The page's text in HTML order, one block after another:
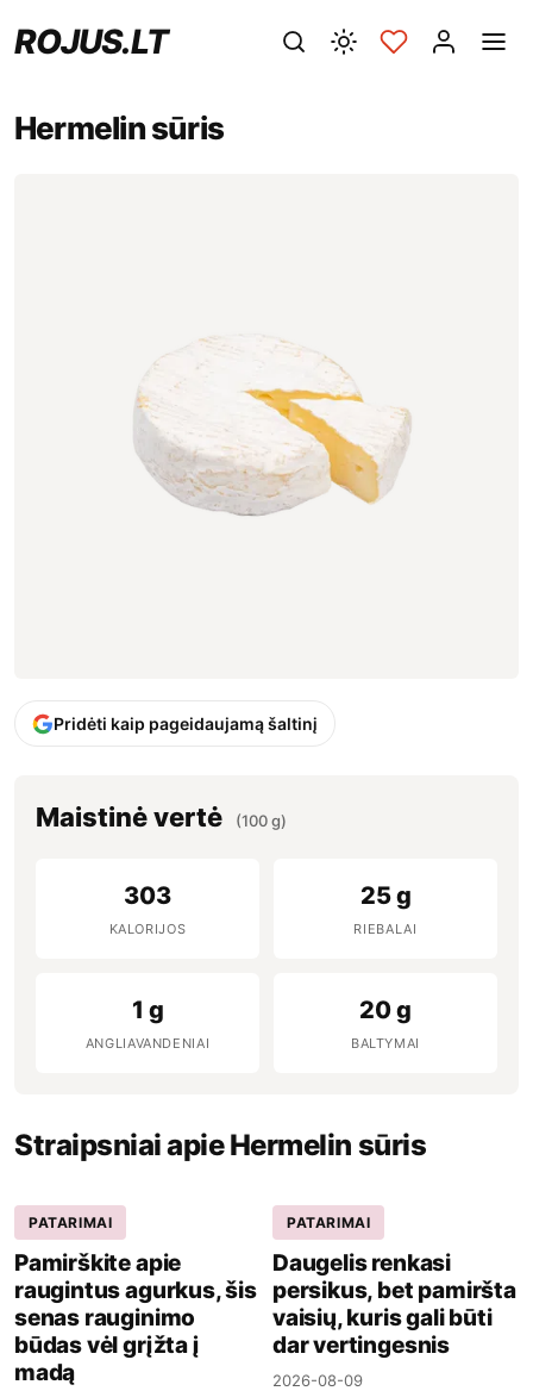
ROJUS.LT
Hermelin sūris
Pridėti kaip pageidaujamą šaltinį
Maistinė vertė (100 g)
303
KALORIJOS
25 g
RIEBALAI
1 g
ANGLIAVANDENIAI
20 g
BALTYMAI
Straipsniai apie Hermelin sūris
PATARIMAI
Pamirškite apie
raugintus agurkus, šis
senas rauginimo
būdas vėl grįžta į
madą
PATARIMAI
Daugelis renkasi
persikus, bet pamiršta
vaisių, kuris gali būti
dar vertingesnis
2026-08-09